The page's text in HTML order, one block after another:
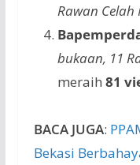
Rawan Celah
bukaan, 11
meraih 81
BACA JUGA:
Bekasi